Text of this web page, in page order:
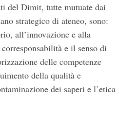
del Dimit, tutte mutuate dai
strategico di ateneo, sono:
all’innovazione e alla
e il senso di
delle competenze
della qualità e
dei saperi e l’etica